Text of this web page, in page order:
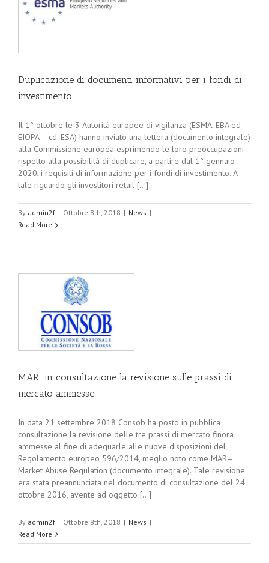
Duplicazione di documenti informativi per i fondi di
investimento
Il 1° ottobre le 3 Autorità europee di vigilanza (ESMA, EBA ed
EIOPA – cd. ESA) hanno inviato una lettera (documento integrale)
alla Commissione europea esprimendo le loro preoccupazioni
rispetto alla possibilità di duplicare, a partire dal 1° gennaio
2020, i requisiti di informazione per i fondi di investimento. A
tale riguardo gli investitori retail [...]
By admin2f | Ottobre 8th, 2018 | News |
Read More
MAR: in consultazione la revisione sulle prassi di
mercato ammesse
In data 21 settembre 2018 Consob ha posto in pubblica
consultazione la revisione delle tre prassi di mercato finora
ammesse al fine di adeguarle alle nuove disposizioni del
Regolamento europeo 596/2014, meglio noto come MAR—
Market Abuse Regulation (documento integrale). Tale revisione
era stata preannunciata nel documento di consultazione del 24
ottobre 2016, avente ad oggetto [...]
By admin2f | Ottobre 8th, 2018 | News |
Read More